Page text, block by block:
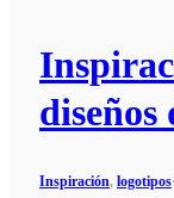
diseños
Inspiración, logotipos·